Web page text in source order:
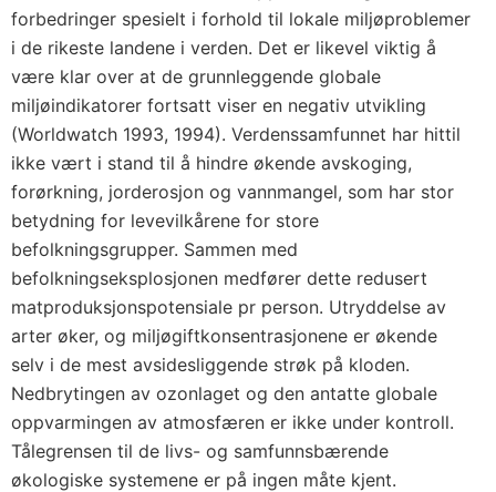
forbedringer spesielt i forhold til lokale miljøproblemer
i de rikeste landene i verden. Det er likevel viktig å
være klar over at de grunnleggende globale
miljøindikatorer fortsatt viser en negativ utvikling
(Worldwatch 1993, 1994). Verdenssamfunnet har hittil
ikke vært i stand til å hindre økende avskoging,
forørkning, jorderosjon og vannmangel, som har stor
betydning for levevilkårene for store
befolkningsgrupper. Sammen med
befolkningseksplosjonen medfører dette redusert
matproduksjonspotensiale pr person. Utryddelse av
arter øker, og miljøgiftkonsentrasjonene er økende
selv i de mest avsidesliggende strøk på kloden.
Nedbrytingen av ozonlaget og den antatte globale
oppvarmingen av atmosfæren er ikke under kontroll.
Tålegrensen til de livs- og samfunnsbærende
økologiske systemene er på ingen måte kjent.